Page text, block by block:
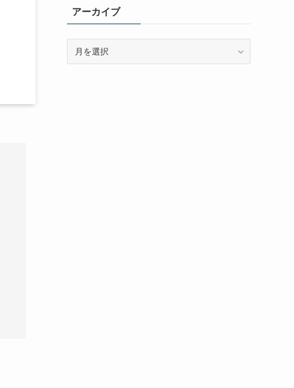
ーアーカイブ